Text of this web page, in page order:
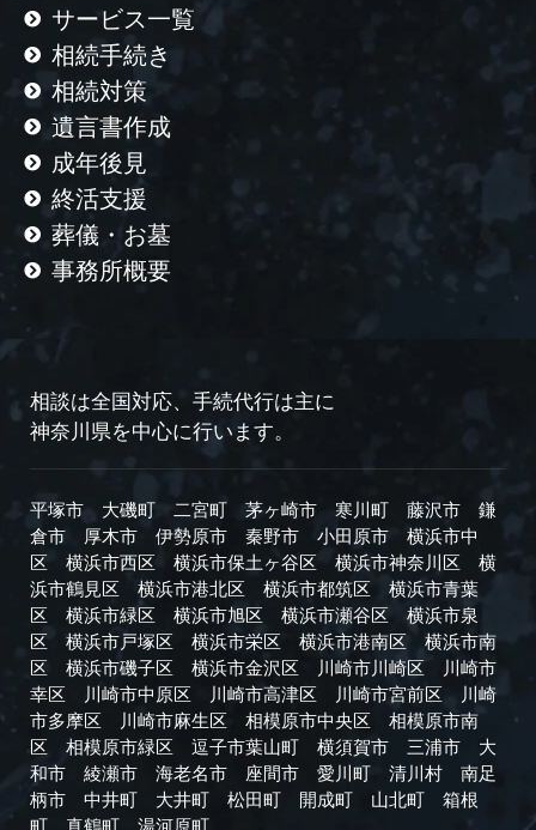
サービス一覧
相続手続き
相続対策
遺言書作成
成年後見
終活支援
葬儀・お墓
事務所概要
相談は全国対応、手続代行は主に
神奈川県を中心に行います。
平塚市 大磯町 二宮町 茅ヶ崎市 寒川町 藤沢市
鎌
倉市
厚木市 伊勢原市 秦野市 小田原市
横浜市中
区
横浜市西区 横浜市保土ヶ谷区 横浜市神奈川区
横
浜市鶴見区
横浜市港北区 横浜市都筑区
横浜市青葉
区
横浜市緑区 横浜市旭区 横浜市瀬谷区
横浜市泉
区
横浜市戸塚区 横浜市栄区 横浜市港南区
横浜市南
区
横浜市磯子区 横浜市金沢区 川崎市川崎区
川崎市
幸区
川崎市中原区 川崎市高津区 川崎市宮前区
川崎
市多摩区
川崎市麻生区 相模原市中央区
相模原市南
区
相模原市緑区 逗子市葉山町 横須賀市 三浦市
大
和市
綾瀬市 海老名市 座間市 愛川町 清川村
南足
柄市
中井町 大井町 松田町 開成町 山北町
箱根
町
真鶴町 湯河原町